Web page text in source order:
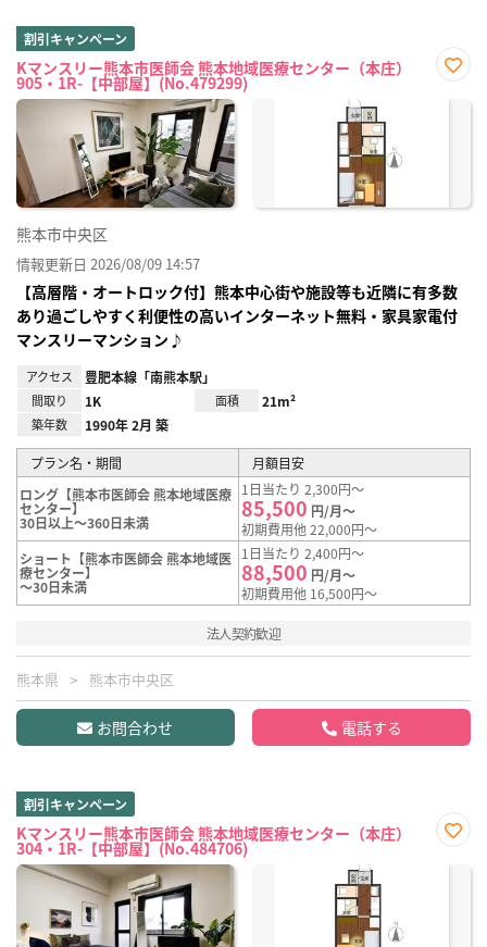
割引キャンペーン
Kマンスリー熊本市医師会 熊本地域医療センター（本庄）
905・1R-【中部屋】(No.479299)
に入
熊本市中央区
情報更新日 2026/08/09 14:57
【高層階・オートロック付】熊本中心街や施設等も近隣に有多数
あり過ごしやすく利便性の高いインターネット無料・家具家電付
マンスリーマンション♪
アクセス 豊肥本線「南熊本駅」
間取り 1K 面積 21m²
築年数 1990年 2月 築
プラン名・期間
月額目安
ロング【熊本市医師会 熊本地域医療
センター】
30日以上～360日未満
1日当たり 2,300円～
85,500 円/月～
初期費用他 22,000円～
ショート【熊本市医師会 熊本地域医
療センター】
～30日未満
1日当たり 2,400円～
88,500 円/月～
初期費用他 16,500円～
法人契約歓迎
熊本県 熊本市中央区
お問合わせ 電話する
割引キャンペーン
Kマンスリー熊本市医師会 熊本地域医療センター（本庄）
304・1R-【中部屋】(No.484706)
に入